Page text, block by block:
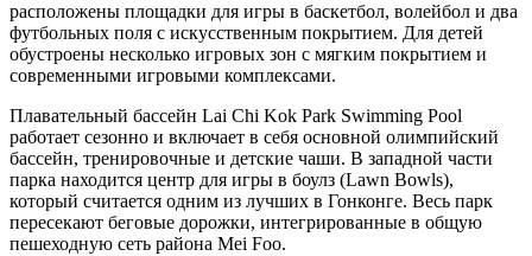
расположены площадки для игры в баскетбол, волейбол и два
футбольных поля с искусственным покрытием. Для детей
обустроены несколько игровых зон с мягким покрытием и
современными игровыми комплексами.
Плавательный бассейн Lai Chi Kok Park Swimming Pool
работает сезонно и включает в себя основной олимпийский
бассейн, тренировочные и детские чаши. В западной части
парка находится центр для игры в боулз (Lawn Bowls),
который считается одним из лучших в Гонконге. Весь парк
пересекают беговые дорожки, интегрированные в общую
пешеходную сеть района Mei Foo.